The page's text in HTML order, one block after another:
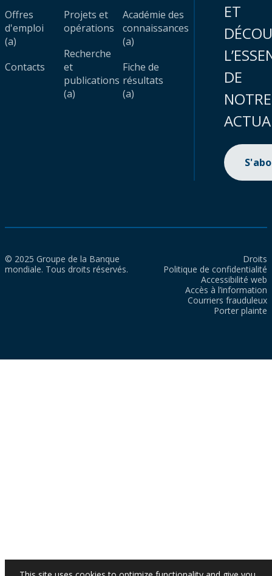
Offres
d'emploi
(a)
Contacts
Projets et
opérations
Recherche
et
publications
(a)
Académie des
connaissances
(a)
Fiche de
résultats
(a)
ET
DE
NOTRE
© 2025 Groupe de la Banque
mondiale. Tous droits réservés.
Droits
Politique de confidentialité
Accessibilité web
Accès à l’information
Courriers frauduleux
Porter plainte